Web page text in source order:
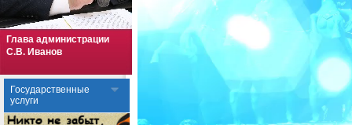
Глава администрации
С.В. Иванов
Государственные
услуги